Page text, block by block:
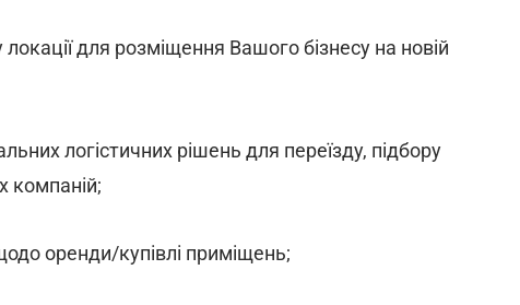
для розміщення Вашого бізнесу на новій
логістичних рішень для переїзду, підбору
компаній;
оренди/купівлі приміщень;